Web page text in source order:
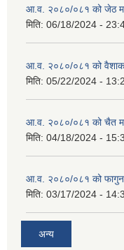
आ.व. २०८०/०८१ को जेठ
मिति: 06/18/2024 -
आ.व. २०८०/०८१ को वैशाक
मिति: 05/22/2024 -
आ.व. २०८०/०८१ को चैत
मिति: 04/18/2024 -
आ.व. २०८०/०८१ को फागुन
मिति: 03/17/2024 -
अन्य